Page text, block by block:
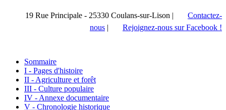
19 Rue Principale - 25330 Coulans-sur-Lison |
Contactez-
nous | Rejoignez-nous sur Facebook !
Sommaire
I - Pages d'histoire
II - Agriculture et forêt
III - Culture populaire
IV - Annexe documentaire
V - Chronologie historique